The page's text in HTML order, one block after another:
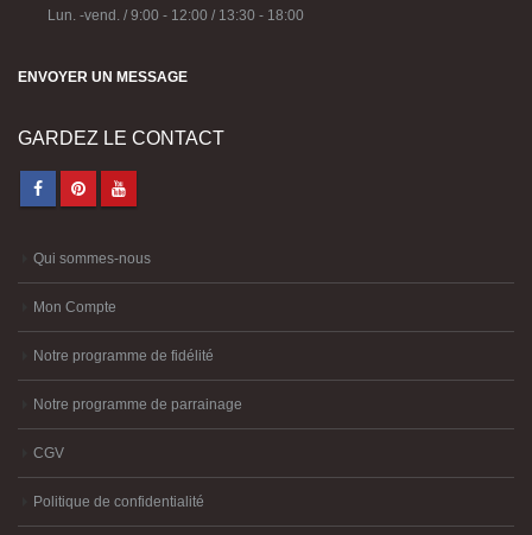
Horaires d'ouverture:
Qui sommes-nous
Mon Compte
Notre programme de fidélité
Notre programme de parrainage
CGV
Politique de confidentialité